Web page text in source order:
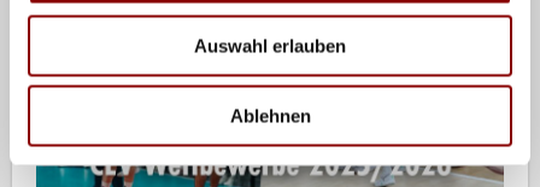
Auswahl erlauben
Ablehnen